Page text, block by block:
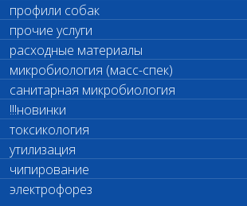
профили собак
прочие услуги
расходные материалы
микробиология (масс-спек)
санитарная микробиология
!!!новинки
токсикология
утилизация
чипирование
электрофорез
охраняются законом. Товарный знак
"ШАНС БИО"
а также использование материалов,
www.vetlab.ruвозможно только с
Правообладателя
палаты
персональных данных и конфиденциальности